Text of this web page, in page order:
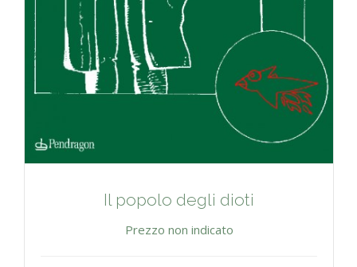
Il popolo degli dioti
Prezzo non indicato